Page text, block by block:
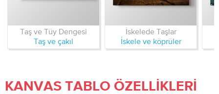
Taş ve Tüy Dengesi
Taş ve çakıl
İskelede Taşlar
İskele ve köprüler
KANVAS TABLO ÖZELLIKLERI